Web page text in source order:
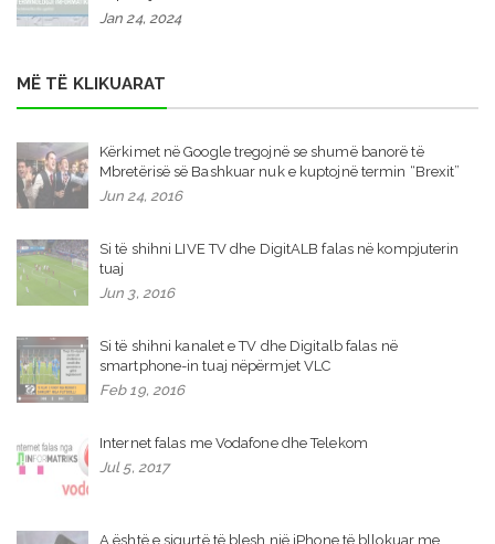
Jan 24, 2024
MË TË KLIKUARAT
Kërkimet në Google tregojnë se shumë banorë të
Mbretërisë së Bashkuar nuk e kuptojnë termin “Brexit”
Jun 24, 2016
Si të shihni LIVE TV dhe DigitALB falas në kompjuterin
tuaj
Jun 3, 2016
Si të shihni kanalet e TV dhe Digitalb falas në
smartphone-in tuaj nëpërmjet VLC
Feb 19, 2016
Internet falas me Vodafone dhe Telekom
Jul 5, 2017
A është e sigurtë të blesh një iPhone të bllokuar me